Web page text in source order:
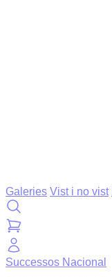
Galeries Vist i no vist
Successos Nacional